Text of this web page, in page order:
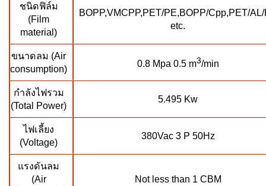
ชนิดฟิล์ม
(Film
material)
BOPP,VMCPP,PET/PE,BOPP/Cpp,PET/
etc.
ขนาดลม (Air
consumption)
0.8 Mpa 0.5 m3/min
กำลังไฟรวม
(Total Power)
5.495 Kw
ไฟเลี้ยง
(Voltage)
380Vac 3 P 50Hz
แรงดันลม
(Air
Not less than 1 CBM